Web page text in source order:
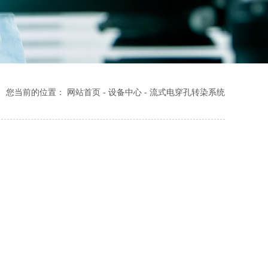
您当前的位置： 网站首页 - 设备中心 - 流式电穿孔转染系统